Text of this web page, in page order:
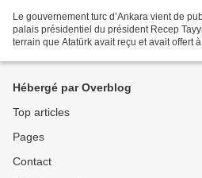
Le gouvernement turc d’Ankara vient de
palais présidentiel du président Recep
terrain que Atatürk avait reçu et avait offert à
Hébergé par Overblog
Top articles
Pages
Contact